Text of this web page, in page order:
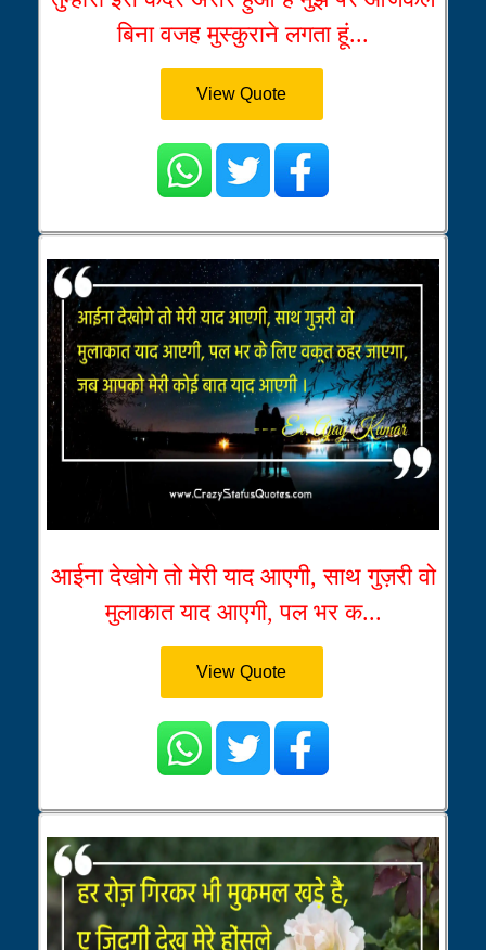
बिना वजह मुस्कुराने लगता हूं...
View Quote
आईना देखोगे तो मेरी याद आएगी, साथ गुज़री वो
मुलाकात याद आएगी, पल भर क...
View Quote